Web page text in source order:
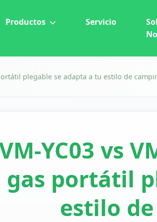
Productos Servicio
plegable se adapta a tu estilo de
YC03 vs
gas portátil
estilo